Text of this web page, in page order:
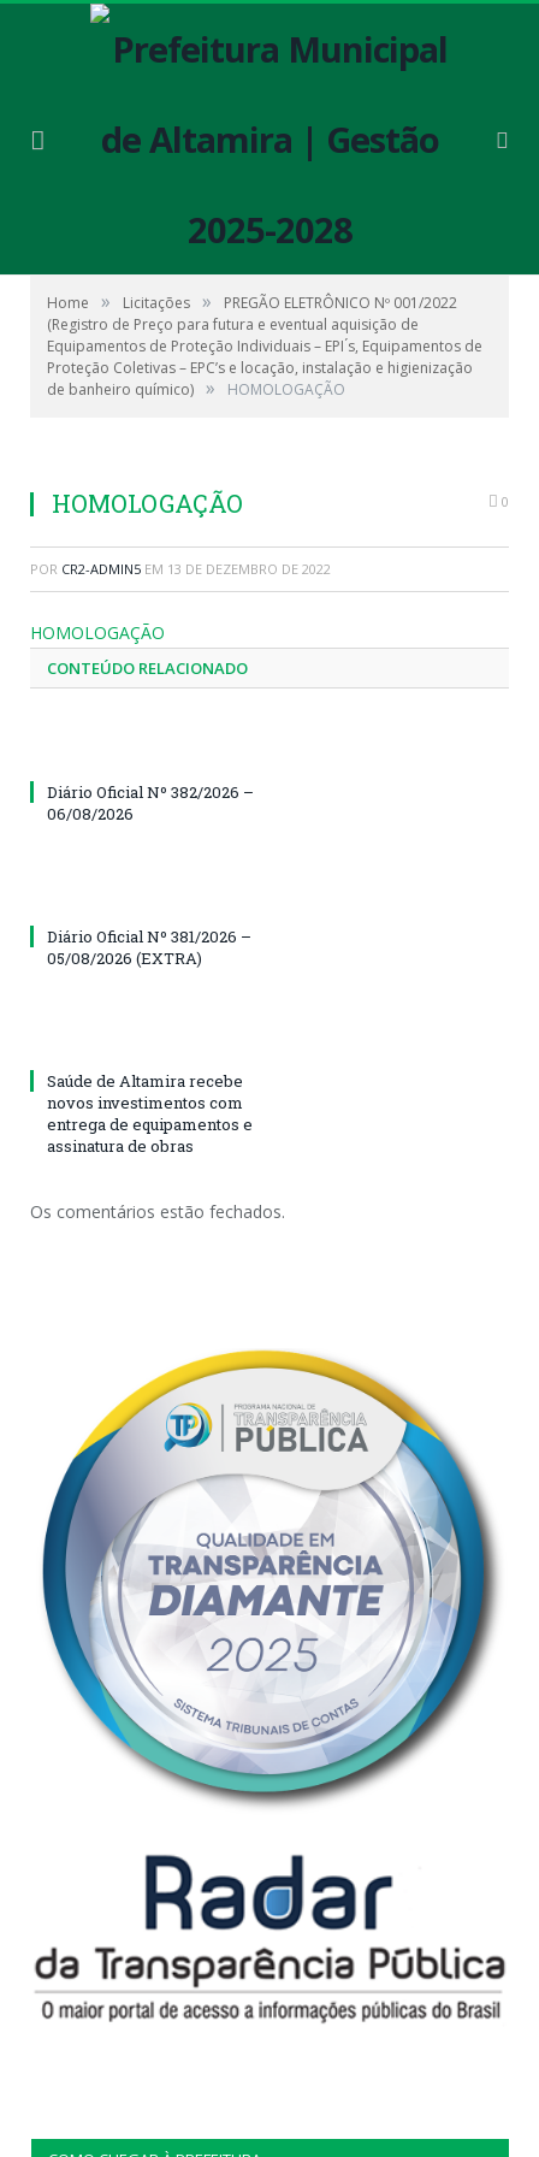
Home » Licitações »
PREGÃO ELETRÔNICO Nº 001/2022
(Registro de Preço para futura e eventual aquisição de
Equipamentos de Proteção Individuais – EPI ́s, Equipamentos de
Proteção Coletivas – EPC’s e locação, instalação e higienização
de banheiro químico) » HOMOLOGAÇÃO
HOMOLOGAÇÃO 0
POR CR2-ADMIN5 EM 13 DE DEZEMBRO DE 2022
HOMOLOGAÇÃO
CONTEÚDO RELACIONADO
Diário Oficial Nº 382/2026 –
06/08/2026
Diário Oficial Nº 381/2026 –
05/08/2026 (EXTRA)
Saúde de Altamira recebe
novos investimentos com
entrega de equipamentos e
assinatura de obras
Os comentários estão fechados.